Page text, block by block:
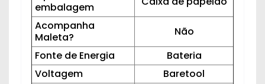
embalagem
Acompanha
Maleta?
Não
Fonte de Energia
Bateria
Voltagem
Baretool